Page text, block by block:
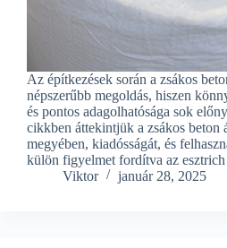
Az építkezések során a zsákos
népszerűbb megoldás, hiszen
és pontos adagolhatósága sok
cikkben áttekintjük a zsákos beton
megyében, kiadósságát, és
külön figyelmet fordítva az
Viktor
január 28, 2025